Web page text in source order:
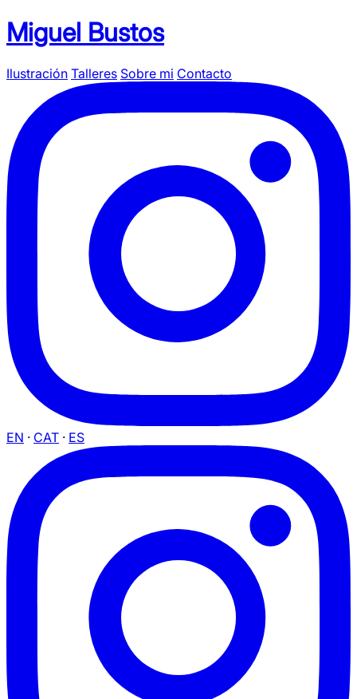
Miguel Bustos
Ilustración Talleres Sobre mi Contacto
EN · CAT · ES